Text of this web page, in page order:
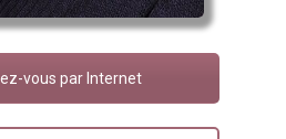
vous par Internet